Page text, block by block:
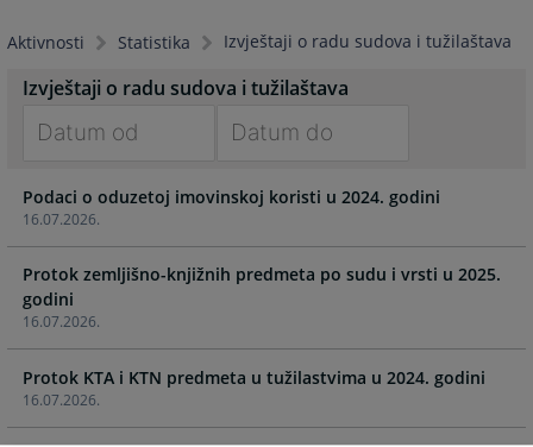
Aktivnosti Statistika Izvještaji o radu sudova i tužilaštava
Izvještaji o radu sudova i tužilaštava
forward
to
interact
with
the
calendar
and
select
a
date.
forward
interact
with
and
select
date.
16.07.2026.
Podaci o oduzetoj imovinskoj koristi u 2024. godini
16.07.2026.
Protok zemljišno-knjižnih predmeta po sudu i vrsti u 2025.
godini
16.07.2026.
Protok KTA i KTN predmeta u tužilastvima u 2024. godini